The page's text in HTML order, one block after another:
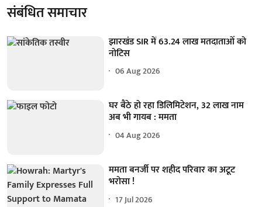
संबंधित समाचार
झारखंड SIR में 63.24 लाख मतदाताओं को
नोटिस
06 Aug 2026
घर बैठे हो रहा डिलिमिटेशन, 32 लाख नाम
अब भी गायब : ममता
04 Aug 2026
ममता बनर्जी पर शहीद परिवार का अटूट
भरोसा !
17 Jul 2026